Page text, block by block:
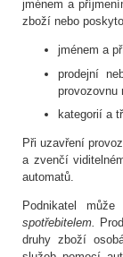
jménem a
zboží nebo
jménem a
prodejní
provozovnu
kategorií a
Při uzavření
a zvenčí
automatů.
Podnikatel
spotřebitelem.
druhy zboží